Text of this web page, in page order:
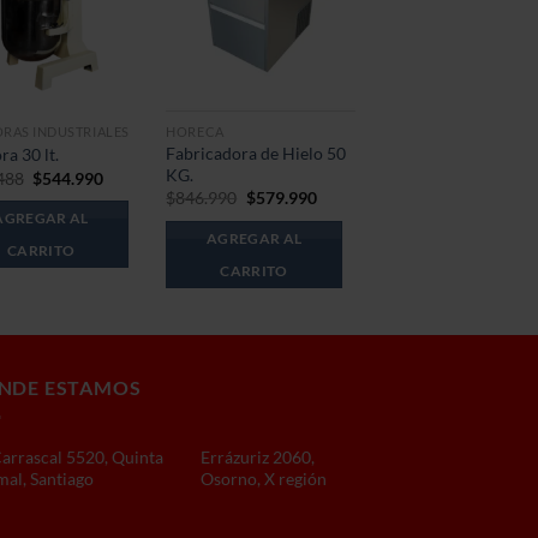
INDUSTRIALES
30 lt.
El
original
era:
$687.488.
$544.990El
AL
CARRITO
HORECA
Fabricadora de Hielo 50
KG.
$846.990 El
original
era:
$846.990.
$579.990El
AGREGAR AL
CARRITO
ESTAMOS
5520, Quinta
Santiago
Errázuriz 2060,
Osorno, X región